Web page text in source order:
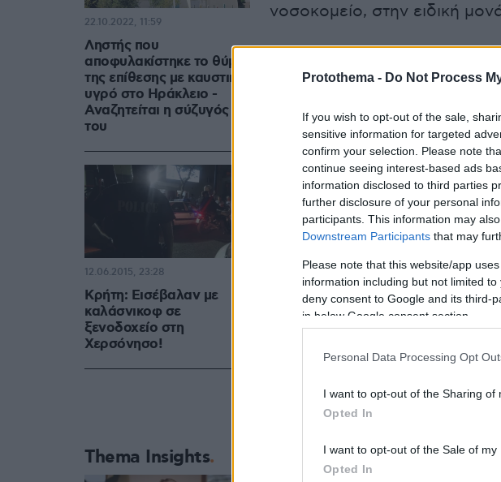
Protothema - Do Not Process
If you wish to opt-out of the sale,
sensitive information for targeted
confirm your selection. Please note
continue seeing interest-based ads
information disclosed to third parties
further disclosure of your personal
participants. This information may
Downstream Participants that may
Please note that this website/app
information including but not limited
deny consent to Google and its third-
in below Google consent section.
Personal Data Processing Opt
I want to opt-out of the Sharing of
Opted In
I want to opt-out of the Sale of my
Opted In
νοσοκομείο, στην ειδική
Ληστής που
αποφυλακίστηκε το θύμα
της επίθεσης με καυστικό
υγρό στο Ηράκλειο -
Αναζητείται η σύζυγός
του
22.10.2022, 11:59
Κρήτη: Εισέβαλαν με
καλάσνικοφ σε
ξενοδοχείο στη
Χερσόνησο!
12.06.2015, 23:28
Thema Insights